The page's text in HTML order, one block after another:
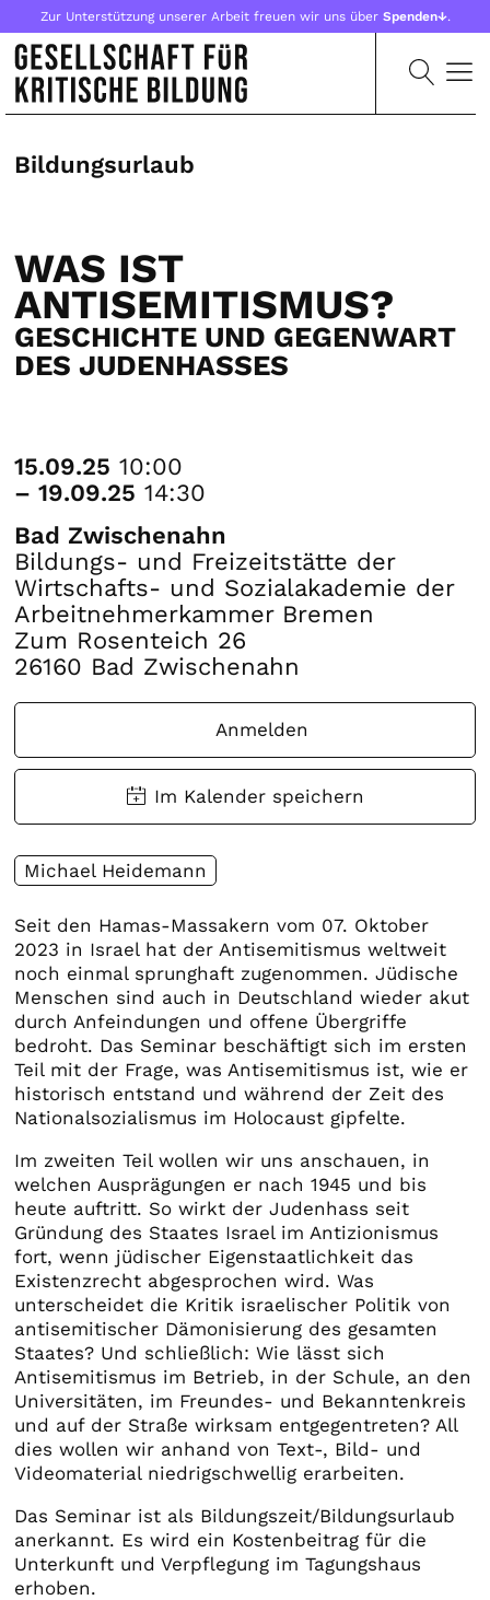
Zur Unterstützung unserer Arbeit freuen wir uns über Spenden↓.
Bildungsurlaub
WAS IST
ANTISEMITISMUS?
GESCHICHTE UND GEGENWART
DES JUDENHASSES
15.09.25 10:00
– 19.09.25 14:30
Bad Zwischenahn
Bildungs- und Freizeitstätte der
Wirtschafts- und Sozialakademie der
Arbeitnehmerkammer Bremen
Zum Rosenteich 26
26160 Bad Zwischenahn
Anmelden
Michael Heidemann
Seit den Hamas-Massakern vom 07. Oktober
2023 in Israel hat der Antisemitismus weltweit
noch einmal sprunghaft zugenommen. Jüdische
Menschen sind auch in Deutschland wieder akut
durch Anfeindungen und offene Übergriffe
bedroht. Das Seminar beschäftigt sich im ersten
Teil mit der Frage, was Antisemitismus ist, wie er
historisch entstand und während der Zeit des
Nationalsozialismus im Holocaust gipfelte.
Im zweiten Teil wollen wir uns anschauen, in
welchen Ausprägungen er nach 1945 und bis
heute auftritt. So wirkt der Judenhass seit
Gründung des Staates Israel im Antizionismus
fort, wenn jüdischer Eigenstaatlichkeit das
Existenzrecht abgesprochen wird. Was
unterscheidet die Kritik israelischer Politik von
antisemitischer Dämonisierung des gesamten
Staates? Und schließlich: Wie lässt sich
Antisemitismus im Betrieb, in der Schule, an den
Universitäten, im Freundes- und Bekanntenkreis
und auf der Straße wirksam entgegentreten? All
dies wollen wir anhand von Text-, Bild- und
Videomaterial niedrigschwellig erarbeiten.
Das Seminar ist als Bildungszeit/Bildungsurlaub
anerkannt. Es wird ein Kostenbeitrag für die
Unterkunft und Verpflegung im Tagungshaus
erhoben.